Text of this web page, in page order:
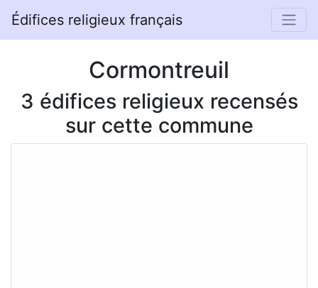
Édifices religieux français
Cormontreuil
3 édifices religieux recensés
sur cette commune